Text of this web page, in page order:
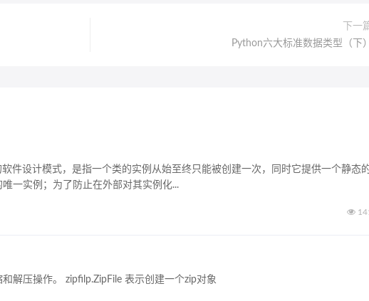
下一
Python六大标准数据类型（下）
件设计模式，是指一个类的实例从始至终只能被创建一次，同时它提供一个静态
一实例；为了防止在外部对其实例化...
解压操作。 zipfilp.ZipFile 表示创建一个zip对象